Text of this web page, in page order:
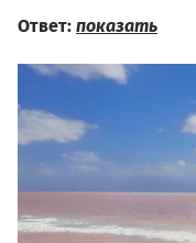
Ответ: показать